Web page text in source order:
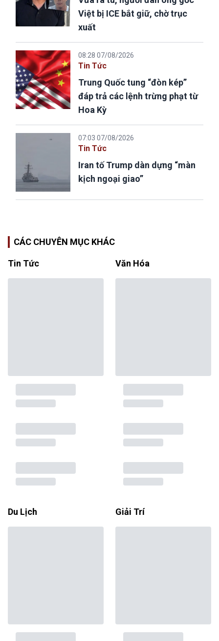
Việt bị ICE bắt giữ, chờ trục
xuất
08:28 07/08/2026
Tin Tức
Trung Quốc tung “đòn kép”
đáp trả các lệnh trừng phạt từ
Hoa Kỳ
07:03 07/08/2026
Tin Tức
Iran tố Trump dàn dựng “màn
kịch ngoại giao”
CÁC CHUYÊN MỤC KHÁC
Tin Tức Văn Hóa
Du Lịch Giải Trí